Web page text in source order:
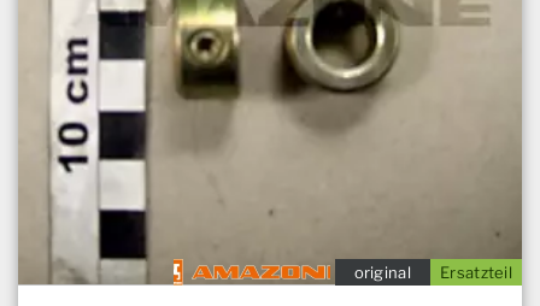
Ersatzteil
original